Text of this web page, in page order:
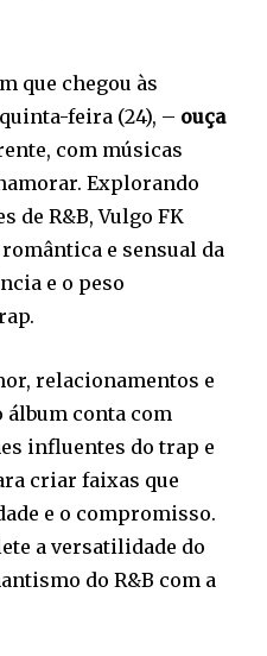
que chegou às
feira (24), – ouça
com músicas
Explorando
de R&B, Vulgo FK
e sensual da
e o peso
relacionamentos e
álbum conta com
influentes do trap e
criar faixas que
e o compromisso.
a versatilidade do
do R&B com a